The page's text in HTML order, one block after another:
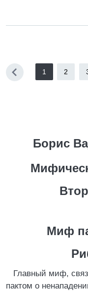
1 2
Борис
Миф
Главный миф,
пактом о